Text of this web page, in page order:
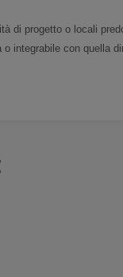
di progetto o locali
integrabile con quella